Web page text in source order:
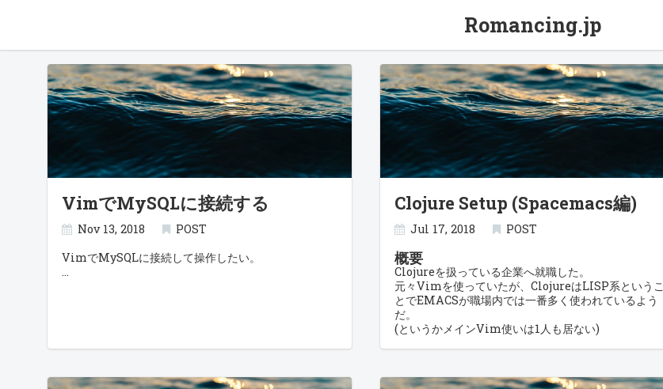
Romancing.jp
VimでMySQLに接続する
Nov 13, 2018
POST
VimでMySQLに接続して操作したい。
Clojure Setup (Spacemacs編)
Jul 17, 2018 POST
概要
Clojureを扱っている企業へ就職した。
元々Vimを使っていたが、ClojureはLISP系というこ
とでEMACSが職場内では一番多く使われているよう
だ。
(というかメインVim使いは1人も居ない)